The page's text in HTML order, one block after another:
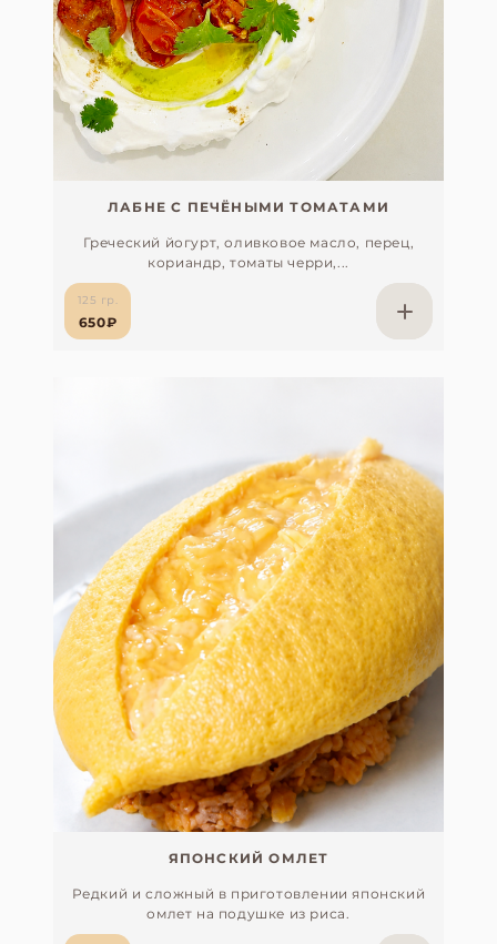
ЛАБНЕ С ПЕЧЁНЫМИ ТОМАТАМИ
Греческий йогурт, оливковое масло, перец,
кориандр, томаты черри,...
125 гр.
650₽
ЯПОНСКИЙ ОМЛЕТ
Редкий и сложный в приготовлении японский
омлет на подушке из риса.